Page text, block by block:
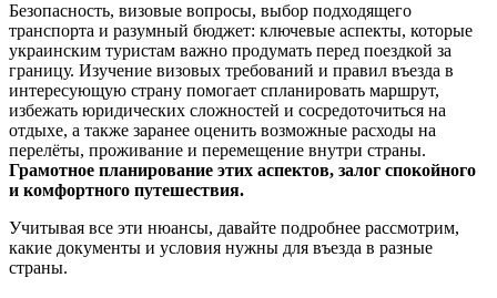
Безопасность, визовые вопросы, выбор подходящего
транспорта и разумный бюджет: ключевые аспекты, которые
украинским туристам важно продумать перед поездкой за
границу. Изучение визовых требований и правил въезда в
интересующую страну помогает спланировать маршрут,
избежать юридических сложностей и сосредоточиться на
отдыхе, а также заранее оценить возможные расходы на
перелёты, проживание и перемещение внутри страны.
Грамотное планирование этих аспектов, залог спокойного
и комфортного путешествия.
Учитывая все эти нюансы, давайте подробнее рассмотрим,
какие документы и условия нужны для въезда в разные
страны.